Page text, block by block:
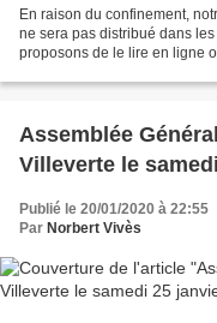
En raison du confinement,
ne sera pas distribué dans
proposons de le lire en ligne
Assemblée
Villeverte le
Publié le 20/01/2020 à 22:55
Par Norbert Vivès